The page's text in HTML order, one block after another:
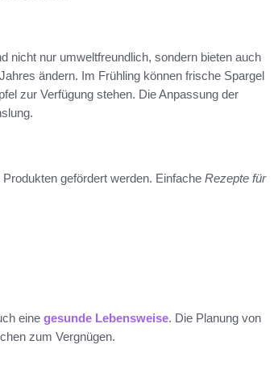
nicht nur umweltfreundlich, sondern bieten auch
ändern. Im Frühling können frische Spargel
zur Verfügung stehen. Die Anpassung der
gefördert werden. Einfache Rezepte für
eine gesunde Lebensweise. Die Planung von
zum Vergnügen.